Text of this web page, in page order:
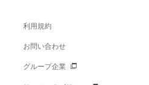
利用規約
お問い合わせ
グループ企業